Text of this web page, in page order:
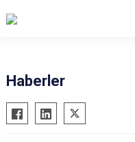
Haberler